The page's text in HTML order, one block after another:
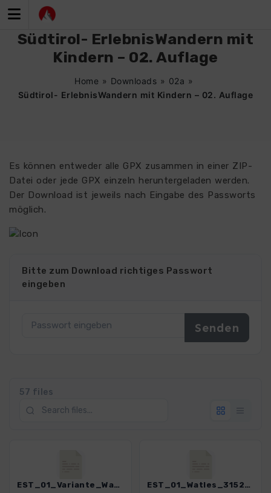
Inhalt
springenSüdtirol- ErlebnisWandern mit
Kindern – 02. Auflage
Home » Downloads » 02a »
Südtirol- ErlebnisWandern mit Kindern – 02. Auflage
Es können entweder alle GPX zusammen in einer ZIP-
Datei oder jede GPX einzeln heruntergeladen werden.
Der Download ist jeweils nach Eingabe des Passworts
möglich.
Bitte zum Download richtiges Passwort
eingeben
57 files
EST_01_Variante_Watles_3152_2.gpx EST_01_Watles_3152_2.gpx